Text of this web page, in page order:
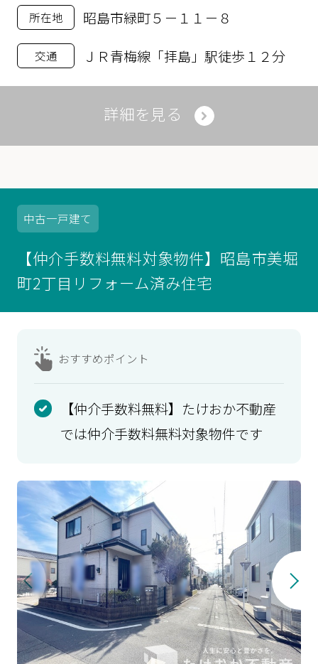
所在地 昭島市緑町５－１１－８
交通 ＪＲ青梅線「拝島」駅徒歩１２分
詳細を見る
中古一戸建て
【仲介手数料無料対象物件】昭島市美堀
町2丁目リフォーム済み住宅
おすすめポイント
【仲介手数料無料】たけおか不動産
では仲介手数料無料対象物件です